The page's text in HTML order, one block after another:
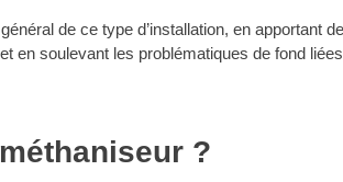
de ce type d’installation, en apportant
en soulevant les problématiques de fond
?